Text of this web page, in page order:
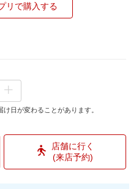
リで購入する
日が変わることがあります。
店舗に行く
(来店予約)